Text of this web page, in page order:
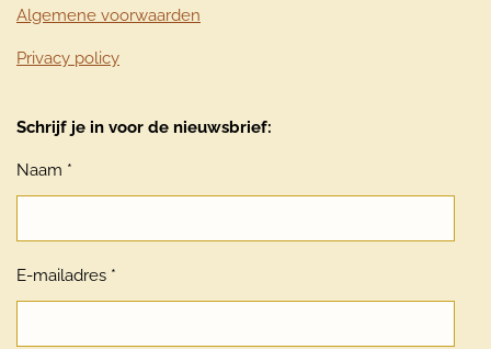
Algemene voorwaarden
Privacy policy
Schrijf je in voor de nieuwsbrief:
Naam *
E-mailadres *